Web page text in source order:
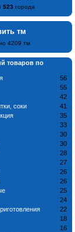
523 города
тм
4209 тм
товаров по
56
55
42
соки
41
35
33
30
30
28
27
26
26
25
24
22
18
16